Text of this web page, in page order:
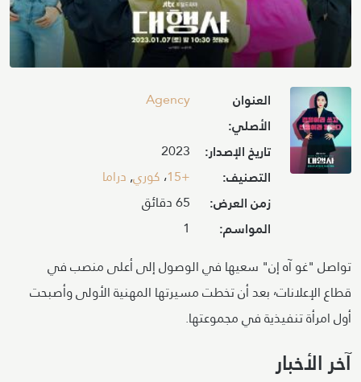
Image
العنوان
الأصلي:
Agency
تاريخ الإصدار: 2023
التصنيف: +15 ،كوري,دراما
زمن العرض: 65 دقائق
المواسم:
1
تواصل "غو آه إن" سعيها في الوصول إلى أعلى منصب في
قطاع الإعلانات٬ بعد أن تخطت مسيرتها المهنية الأولى وأصبحت
أول امرأة تنفيذية في مجموعتها.
آخر الأخبار